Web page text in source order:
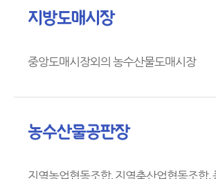
지방도매시장
중앙도매시장외의 농수산물도매시장
농수산물공판장
지역농업협동조합, 지역축산업협동조합,